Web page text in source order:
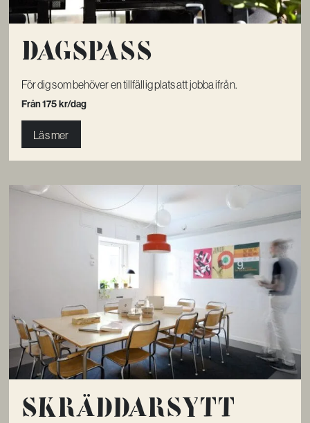
Dagspass
För dig som behöver en tillfällig plats att jobba ifrån.
Från 175 kr/dag
Läs mer
Skräddar­­sytt